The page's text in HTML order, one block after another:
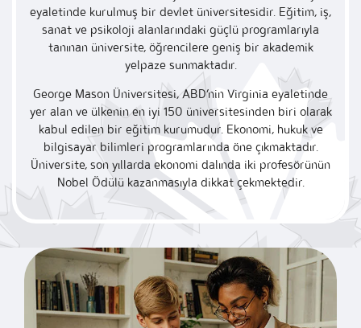
eyaletinde kurulmuş bir devlet üniversitesidir. Eğitim, iş,
sanat ve psikoloji alanlarındaki güçlü programlarıyla
tanınan üniversite, öğrencilere geniş bir akademik
yelpaze sunmaktadır.
George Mason Üniversitesi, ABD’nin Virginia eyaletinde
yer alan ve ülkenin en iyi 150 üniversitesinden biri olarak
kabul edilen bir eğitim kurumudur. Ekonomi, hukuk ve
bilgisayar bilimleri programlarında öne çıkmaktadır.
Üniversite, son yıllarda ekonomi dalında iki profesörünün
Nobel Ödülü kazanmasıyla dikkat çekmektedir.